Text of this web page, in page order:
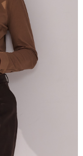
dan
dengan data
dan digunakan